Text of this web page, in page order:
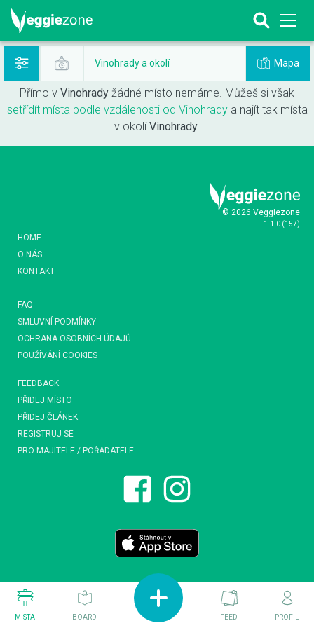
Vinohrady a okolí Mapa
Přímo v Vinohrady žádné místo nemáme. Můžeš si však
setřídít místa podle vzdálenosti od Vinohradya najít tak místa
v okolíVinohrady.
© 2026 Veggiezone
1.1.0 (157)
HOME
O NÁS
KONTAKT
FAQ
SMLUVNÍ PODMÍNKY
OCHRANA OSOBNÍCH ÚDAJŮ
POUŽÍVÁNÍ COOKIES
FEEDBACK
PŘIDEJ MÍSTO
PŘIDEJ ČLÁNEK
REGISTRUJ SE
PRO MAJITELE / POŘADATELE
MÍSTA BOARD FEED PROFIL